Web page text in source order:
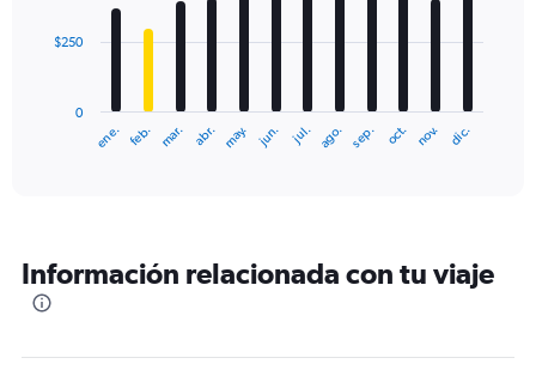
The
categories.
The
ene. feb. mar. abr. may. jun. jul. ago. sep. oct. nov. dic.
0
$250
Información relacionada con tu viaje